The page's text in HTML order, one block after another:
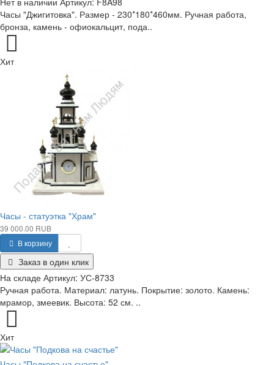
Часы "Джигитовка". Размер - 230*180*460мм. Ручная работа,
бронза, камень - офиокальцит, пода..
Хит
Часы - статуэтка "Храм"
39 000.00 RUB
В корзину
Заказ в один клик
На складе Артикул: УС-8733
Ручная работа. Материал: латунь. Покрытие: золото. Камень:
мрамор, змеевик. Высота: 52 см. ..
Хит